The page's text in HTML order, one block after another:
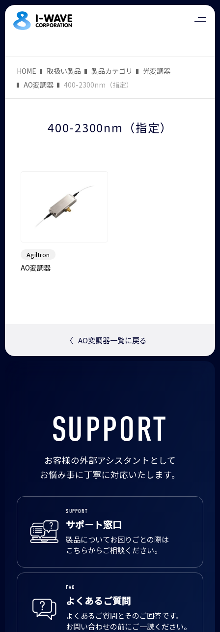
HOME 取扱い製品 製品カテゴリ
光変調器
AO変調器
400-2300nm（指定）
400-2300nm（指定）
Agiltron
AO変調器
〈 AO変調器一覧に戻る
SUPPORT
お客様の外部アシスタントとして
お悩み事に丁寧に対応いたします。
SUPPORT
サポート窓口
製品についてお困りごとの際は
こちらからご相談ください。
FAQ
よくあるご質問
よくあるご質問とそのご回答です。
お問い合わせの前にご一読ください。